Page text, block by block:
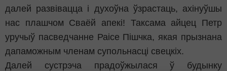
далей развівацца і духоўна ўзрастаць, ахінуўшы
нас плашчом Сваёй апекі! Таксама айцец Петр
уручыў пасведчанне Раісе Пішчка, якая прызнана
дапаможным членам супольнасці свецкіх.
Далей сустрэча прадоўжылася ў будынку